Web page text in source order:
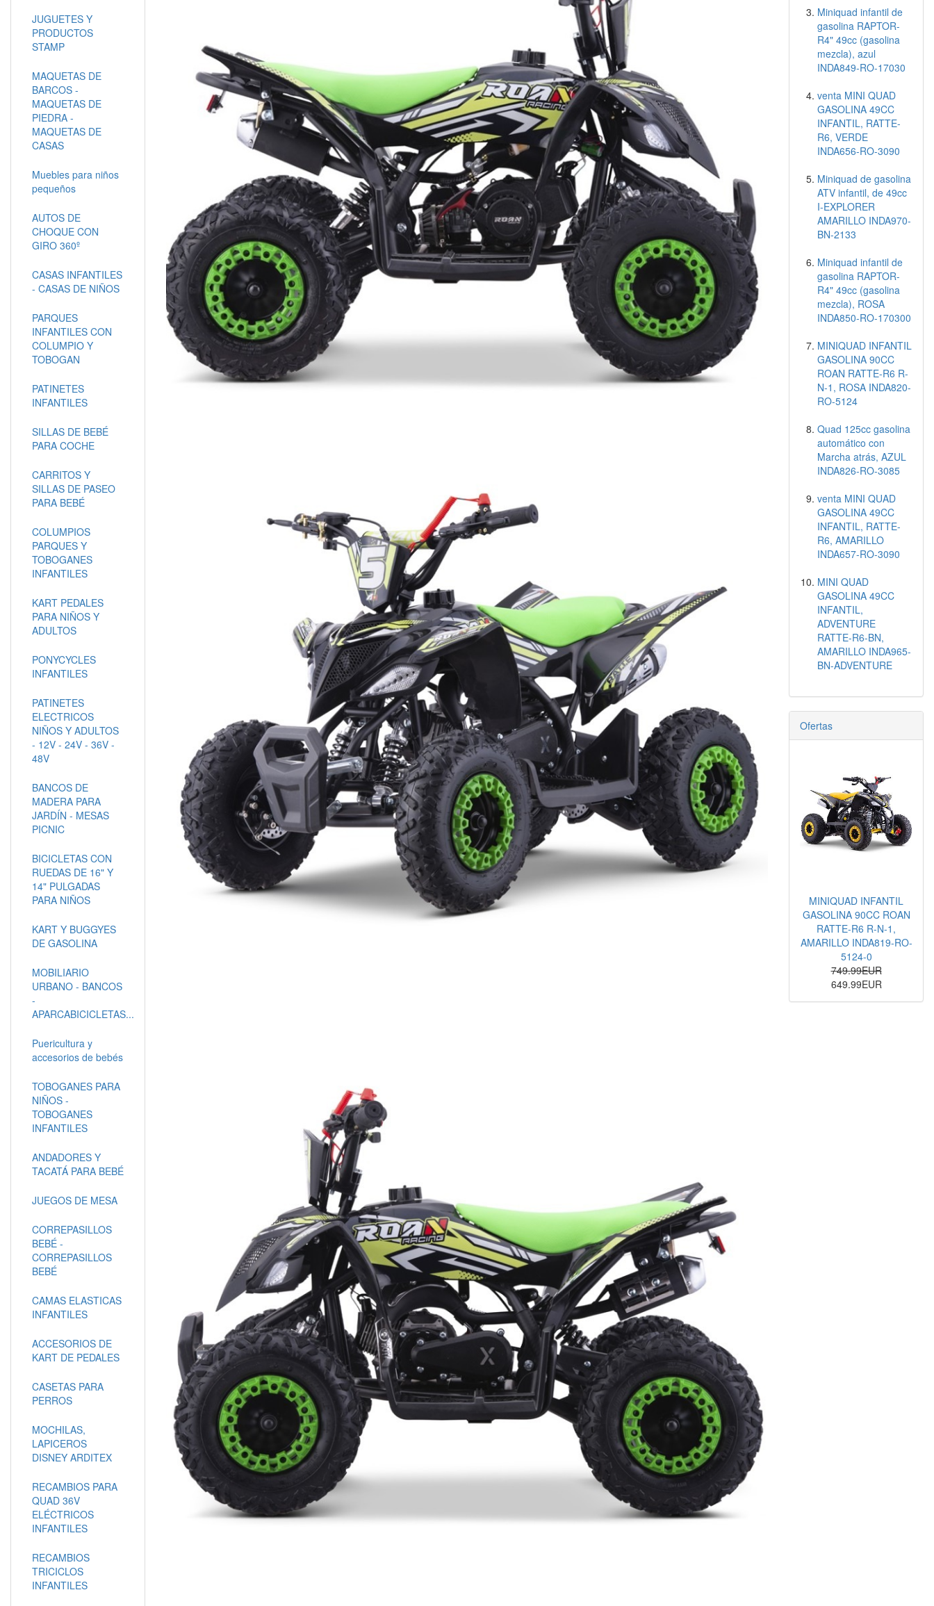
JUGUETES Y
PRODUCTOS
STAMP
MAQUETAS DE
BARCOS -
MAQUETAS DE
PIEDRA -
MAQUETAS DE
CASAS
Muebles para niños
pequeños
AUTOS DE
CHOQUE CON
GIRO 360º
CASAS INFANTILES
- CASAS DE NIÑOS
PARQUES
INFANTILES CON
COLUMPIO Y
TOBOGAN
PATINETES
INFANTILES
SILLAS DE BEBÉ
PARA COCHE
CARRITOS Y
SILLAS DE PASEO
PARA BEBÉ
COLUMPIOS
PARQUES Y
TOBOGANES
INFANTILES
KART PEDALES
PARA NIÑOS Y
ADULTOS
PONYCYCLES
INFANTILES
PATINETES
ELECTRICOS
NIÑOS Y ADULTOS
- 12V - 24V - 36V -
48V
BANCOS DE
MADERA PARA
JARDÍN - MESAS
PICNIC
BICICLETAS CON
RUEDAS DE 16" Y
14" PULGADAS
PARA NIÑOS
KART Y BUGGYES
DE GASOLINA
MOBILIARIO
URBANO - BANCOS
-
APARCABICICLETAS...
Puericultura y
accesorios de bebés
TOBOGANES PARA
NIÑOS -
TOBOGANES
INFANTILES
ANDADORES Y
TACATÁ PARA BEBÉ
JUEGOS DE MESA
CORREPASILLOS
BEBÉ -
CORREPASILLOS
BEBÉ
CAMAS ELASTICAS
INFANTILES
ACCESORIOS DE
KART DE PEDALES
CASETAS PARA
PERROS
MOCHILAS,
LAPICEROS
DISNEY ARDITEX
RECAMBIOS PARA
QUAD 36V
ELÉCTRICOS
INFANTILES
RECAMBIOS
TRICICLOS
INFANTILES
Miniquad infantil de
gasolina RAPTOR-
R4" 49cc (gasolina
mezcla), azul
INDA849-RO-17030
venta MINI QUAD
GASOLINA 49CC
INFANTIL, RATTE-
R6, VERDE
INDA656-RO-3090
Miniquad de gasolina
ATV infantil, de 49cc
I-EXPLORER
AMARILLO INDA970-
BN-2133
Miniquad infantil de
gasolina RAPTOR-
R4" 49cc (gasolina
mezcla), ROSA
INDA850-RO-170300
MINIQUAD INFANTIL
GASOLINA 90CC
ROAN RATTE-R6 R-
N-1, ROSA INDA820-
RO-5124
Quad 125cc gasolina
automático con
Marcha atrás, AZUL
INDA826-RO-3085
venta MINI QUAD
GASOLINA 49CC
INFANTIL, RATTE-
R6, AMARILLO
INDA657-RO-3090
MINI QUAD
GASOLINA 49CC
INFANTIL,
ADVENTURE
RATTE-R6-BN,
AMARILLO INDA965-
BN-ADVENTURE
Ofertas
MINIQUAD INFANTIL
GASOLINA 90CC ROAN
RATTE-R6 R-N-1,
AMARILLO INDA819-RO-
5124-0
749.99EUR
649.99EUR